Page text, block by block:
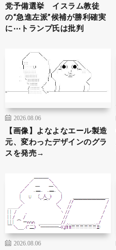
党予備選挙 イスラム教徒
の“急進左派”候補が勝利確実
に⋯トランプ氏は批判
2026.08.06
【画像】よなよなエール製造
元、変わったデザインのグラ
スを発売→
2026.08.06